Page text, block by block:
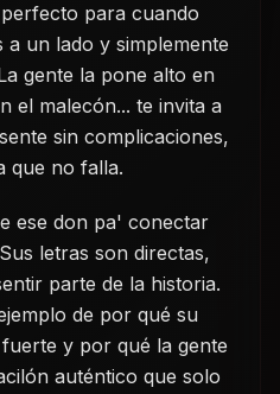
para cuando
a un lado y simplemente
gente la pone alto en
el malecón... te invita a
sin complicaciones,
que no falla.
ese don pa' conectar
letras son directas,
parte de la historia.
de por qué su
y por qué la gente
auténtico que solo